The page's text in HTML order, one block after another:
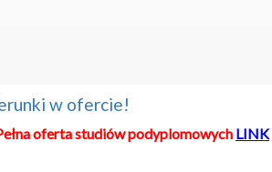
w ofercie!
oferta studiów podyplomowych LINK